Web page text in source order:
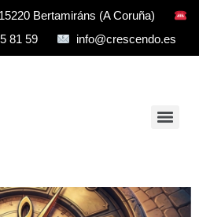
Bertamiráns (A Coruña)
81 59 info@crescendo.es